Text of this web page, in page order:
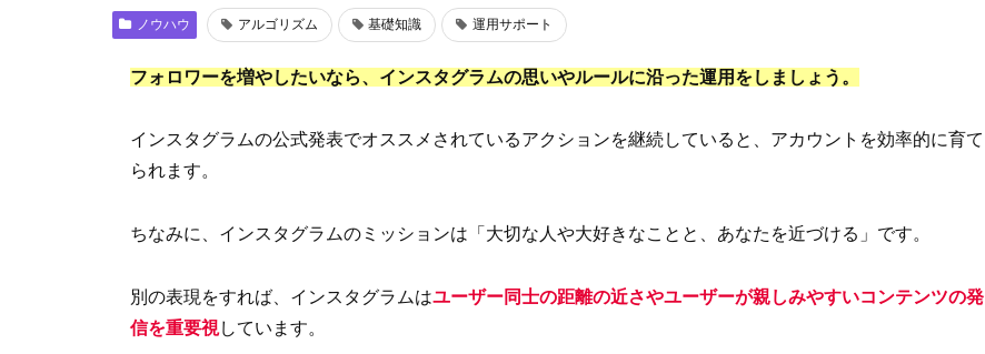
ノウハウ アルゴリズム 基礎知識 運用サポート
フォロワーを増やしたいなら、インスタグラムの思いやルールに沿った運用をしましょう。
インスタグラムの公式発表でオススメされているアクションを継続していると、アカウントを効率的に育て
られます。
ちなみに、インスタグラムのミッションは「大切な人や大好きなことと、あなたを近づける」です。
別の表現をすれば、インスタグラムはユーザー同士の距離の近さやユーザーが親しみやすいコンテンツの発
信を重要視しています。